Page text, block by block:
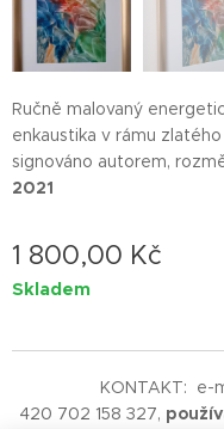
Ručně malovaný
enkaustika v rámu
signováno autorem,
2021
1 800,00 Kč
Skladem
KONTAKT: e-
420 702 158 327,